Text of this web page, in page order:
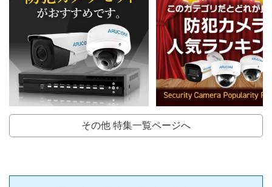
その他 特集一覧ページへ